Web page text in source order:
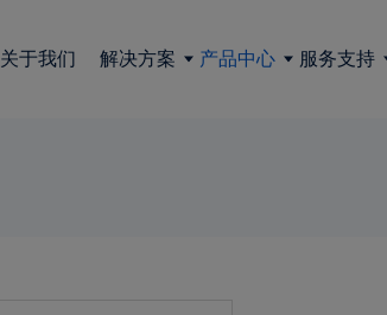
关于我们 解决方案 产品中心 服务支持